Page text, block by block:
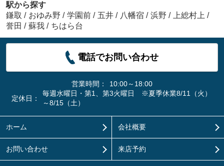
駅から探す
鎌取 / おゆみ野 / 学園前 / 五井 / 八幡宿 / 浜野 / 上総村上 /
誉田 / 蘇我 / ちはら台
電話でお問い合わせ
営業時間：
10:00～18:00
定休日：
毎週水曜日・第1、第3火曜日 ※夏季休業8/11（火）
～8/15（土）
ホーム 会社概要
お問い合わせ 来店予約